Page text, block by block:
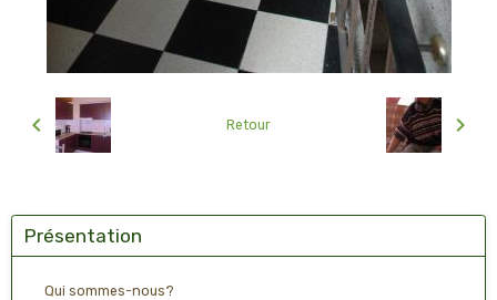
Retour
Présentation
Qui sommes-nous?